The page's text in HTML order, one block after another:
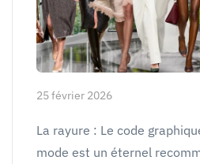
25 février 2026
La rayure : Le code
mode est un éternel